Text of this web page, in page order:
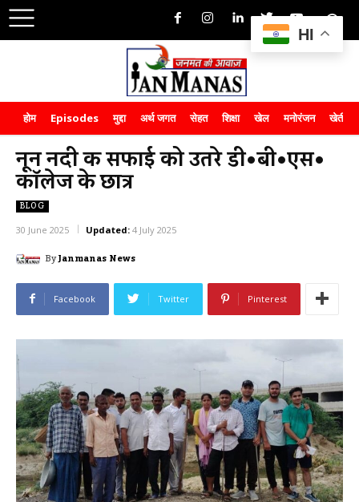
होम Episodes मुद्दा अर्थ जगत सेहत शिक्षा खेल मनोरंजन खेती-
नून नदी की सफाई को उतरे डी•बी•एस•
कॉलेज के छात्र
BLOG
30 June 2025 Updated: 4 July 2025
ByJanmanas News
Facebook Twitter Pinterest
HI